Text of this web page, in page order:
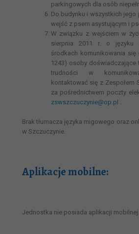
parkingowych dla osób
Do budynku i wszystkich jego
wejść z psem asystującym i
W związku z wejściem w
sierpnia 2011 r. o języku
środkach komunikowania się
1243) osoby doświadczające
trudności w
kontaktować się z Zespołem
za pośrednictwem poczty
zswszczuczynie@op.pl .
Brak tłumacza języka migowego oraz
w Szczuczynie.
Aplikacje mobilne:
Jednostka nie posiada aplikacji mobilnej.